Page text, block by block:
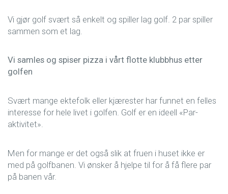
Vi gjør golf svært så enkelt og spiller lag golf. 2 par spiller
sammen som et lag.
Vi samles og spiser pizza i vårt flotte klubbhus etter
golfen
Svært mange ektefolk eller kjærester har funnet en felles
interesse for hele livet i golfen. Golf er en ideell «Par-
aktivitet».
Men for mange er det også slik at fruen i huset ikke er
med på golfbanen. Vi ønsker å hjelpe til for å få flere par
på banen vår.